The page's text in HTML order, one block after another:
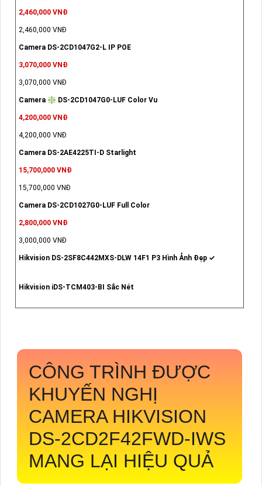
2,460,000 VNĐ
2,460,000 VNĐ
Camera DS-2CD1047G2-L IP POE
3,070,000 VNĐ
3,070,000 VNĐ
Camera ❇ DS-2CD1047G0-LUF Color Vu
4,200,000 VNĐ
4,200,000 VNĐ
Camera DS-2AE4225TI-D Starlight
15,700,000 VNĐ
15,700,000 VNĐ
Camera DS-2CD1027G0-LUF Full Color
2,800,000 VNĐ
3,000,000 VNĐ
Hikvision DS-2SF8C442MXS-DLW 14F1 P3 Hình Ảnh Đẹp ✓
Hikvision iDS-TCM403-BI Sắc Nét
CÔNG TRÌNH ĐƯỢC
KHUYẾN NGHỊ
CAMERA HIKVISION
DS-2CD2F42FWD-IWS
MANG LẠI HIỆU QUẢ